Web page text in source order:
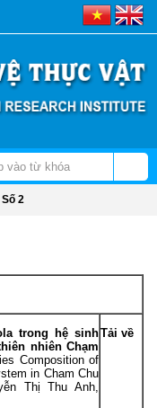
Số 2
trong hệ sinh
nhiên Chạm
Composition of
in Cham Chu
Thị Thu Anh,
Tải về